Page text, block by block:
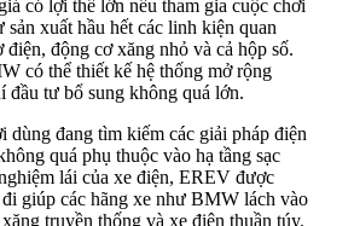
có lợi thế lớn nếu tham gia cuộc chơi
xuất hầu hết các linh kiện quan
động cơ xăng nhỏ và cả hộp số.
có thể thiết kế hệ thống mở rộng
đầu tư bổ sung không quá lớn.
dùng đang tìm kiếm các giải pháp điện
quá phụ thuộc vào hạ tầng sạc
lái của xe điện, EREV được
giúp các hãng xe như BMW lách vào
truyền thống và xe điện thuần túy.